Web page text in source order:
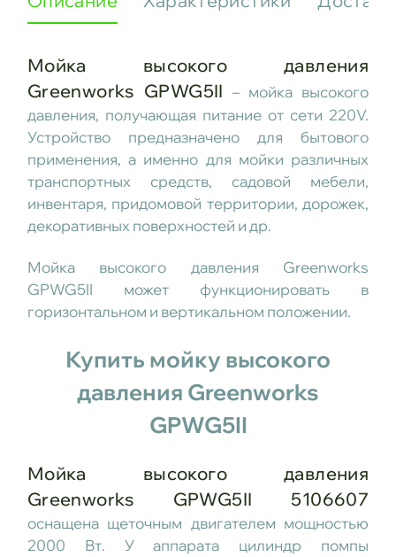
Мойка высокого давления
Greenworks GPWG5II – мойка высокого
давления, получающая питание от сети 220V.
Устройство предназначено для бытового
применения, а именно для мойки различных
транспортных средств, садовой мебели,
инвентаря, придомовой территории, дорожек,
декоративных поверхностей и др.
Мойка высокого давления Greenworks
GPWG5II может функционировать в
горизонтальном и вертикальном положении.
Купить мойку высокого
давления Greenworks
GPWG5II
Мойка высокого давления
Greenworks GPWG5II 5106607
оснащена щеточным двигателем мощностью
2000 Вт. У аппарата цилиндр помпы